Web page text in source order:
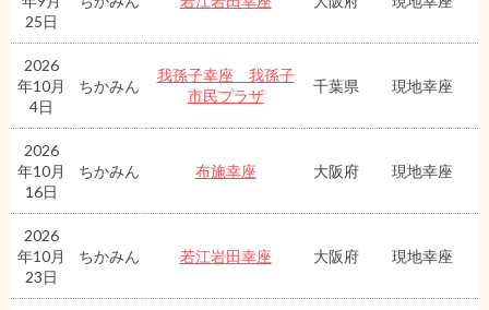
25日
2026
年10月
4日
ちかみん
我孫子幸座 我孫子
市民プラザ
千葉県 現地幸座
2026
年10月
16日
ちかみん 布施幸座 大阪府 現地幸座
2026
年10月
23日
ちかみん 若江岩田幸座 大阪府 現地幸座